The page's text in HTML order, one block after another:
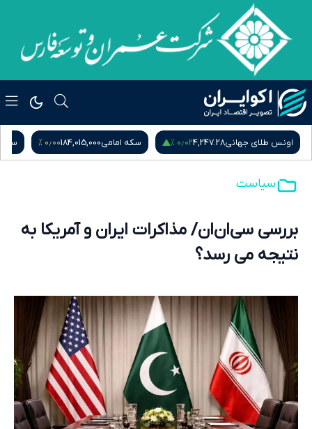
اونس طلای جهانی4,247.28۰٫۰۲ % سکه امامی184,015,000۰٫۰۰ % سکه
سیاست
بررسی سی‌ان‌ان/ مذاکرات ایران و آمریکا به
نتیجه می رسد؟